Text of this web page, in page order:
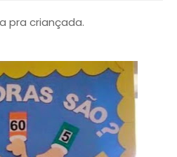
pra criançada.